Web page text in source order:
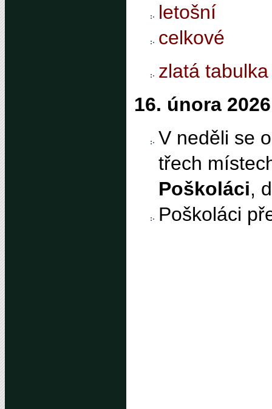
letošní
celkové
zlatá tabulka
16. února 2026
V neděli se
třech
Poškoláci,
Poškoláci